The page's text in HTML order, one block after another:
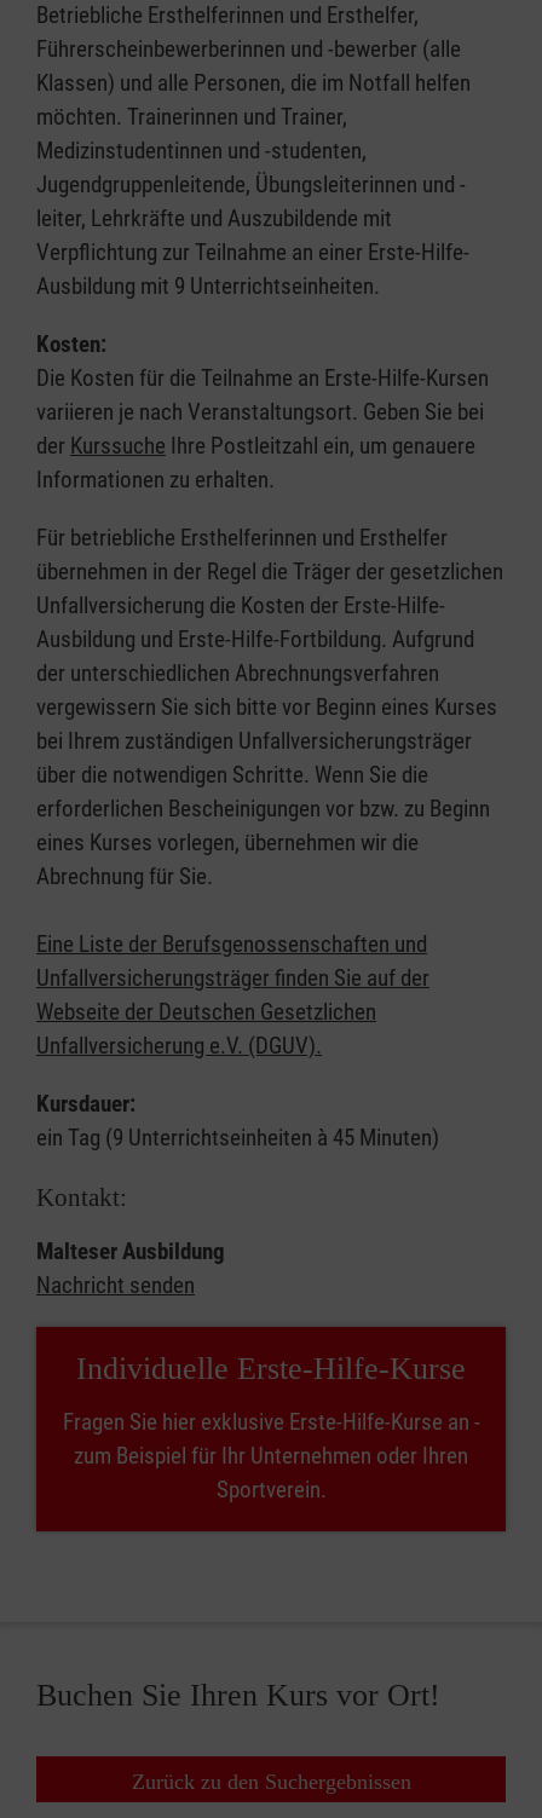
Betriebliche Ersthelferinnen und Ersthelfer,
Führerscheinbewerberinnen und -bewerber (alle
Klassen) und alle Personen, die im Notfall helfen
möchten. Trainerinnen und Trainer,
Medizinstudentinnen und -studenten,
Jugendgruppenleitende, Übungsleiterinnen und -
leiter, Lehrkräfte und Auszubildende mit
Verpflichtung zur Teilnahme an einer Erste-Hilfe-
Ausbildung mit 9 Unterrichtseinheiten.
Kosten:
Die Kosten für die Teilnahme an Erste-Hilfe-Kursen
variieren je nach Veranstaltungsort. Geben Sie bei
der Kurssuche Ihre Postleitzahl ein, um genauere
Informationen zu erhalten.
Für betriebliche Ersthelferinnen und Ersthelfer
übernehmen in der Regel die Träger der gesetzlichen
Unfallversicherung die Kosten der Erste-Hilfe-
Ausbildung und Erste-Hilfe-Fortbildung. Aufgrund
der unterschiedlichen Abrechnungsverfahren
vergewissern Sie sich bitte vor Beginn eines Kurses
bei Ihrem zuständigen Unfallversicherungsträger
über die notwendigen Schritte. Wenn Sie die
erforderlichen Bescheinigungen vor bzw. zu Beginn
eines Kurses vorlegen, übernehmen wir die
Abrechnung für Sie.
Eine Liste der Berufsgenossenschaften und
Unfallversicherungsträger finden Sie auf der
Webseite der Deutschen Gesetzlichen
Unfallversicherung e.V. (DGUV).
Kursdauer:
ein Tag (9 Unterrichtseinheiten à 45 Minuten)
Kontakt:
Malteser Ausbildung
Nachricht senden
Individuelle Erste-Hilfe-Kurse
Fragen Sie hier exklusive Erste-Hilfe-Kurse an -
zum Beispiel für Ihr Unternehmen oder Ihren
Sportverein.
Buchen Sie Ihren Kurs vor Ort!
Zurück zu den Suchergebnissen